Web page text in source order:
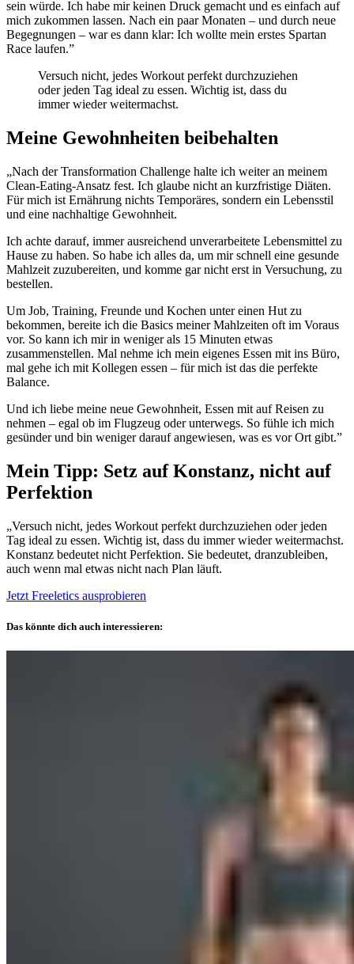
sein würde. Ich habe mir keinen Druck gemacht und es einfach auf
mich zukommen lassen. Nach ein paar Monaten – und durch neue
Begegnungen – war es dann klar: Ich wollte mein erstes Spartan
Race laufen.”
Versuch nicht, jedes Workout perfekt durchzuziehen
oder jeden Tag ideal zu essen. Wichtig ist, dass du
immer wieder weitermachst.
Meine Gewohnheiten beibehalten
„Nach der Transformation Challenge halte ich weiter an meinem
Clean-Eating-Ansatz fest. Ich glaube nicht an kurzfristige Diäten.
Für mich ist Ernährung nichts Temporäres, sondern ein Lebensstil
und eine nachhaltige Gewohnheit.
Ich achte darauf, immer ausreichend unverarbeitete Lebensmittel zu
Hause zu haben. So habe ich alles da, um mir schnell eine gesunde
Mahlzeit zuzubereiten, und komme gar nicht erst in Versuchung, zu
bestellen.
Um Job, Training, Freunde und Kochen unter einen Hut zu
bekommen, bereite ich die Basics meiner Mahlzeiten oft im Voraus
vor. So kann ich mir in weniger als 15 Minuten etwas
zusammenstellen. Mal nehme ich mein eigenes Essen mit ins Büro,
mal gehe ich mit Kollegen essen – für mich ist das die perfekte
Balance.
Und ich liebe meine neue Gewohnheit, Essen mit auf Reisen zu
nehmen – egal ob im Flugzeug oder unterwegs. So fühle ich mich
gesünder und bin weniger darauf angewiesen, was es vor Ort gibt.”
Mein Tipp: Setz auf Konstanz, nicht auf
Perfektion
„Versuch nicht, jedes Workout perfekt durchzuziehen oder jeden
Tag ideal zu essen. Wichtig ist, dass du immer wieder weitermachst.
Konstanz bedeutet nicht Perfektion. Sie bedeutet, dranzubleiben,
auch wenn mal etwas nicht nach Plan läuft.
Jetzt Freeletics ausprobieren
Das könnte dich auch interessieren: